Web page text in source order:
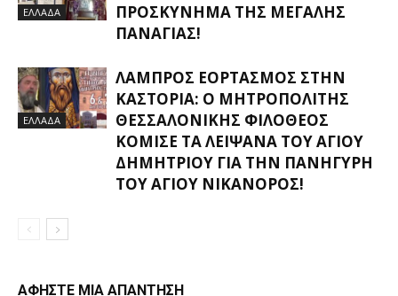
ΕΛΛΑΔΑ
ΠΡΟΣΚΎΝΗΜΑ ΤΗΣ ΜΕΓΆΛΗΣ
ΠΑΝΑΓΊΑΣ!
ΕΛΛΑΔΑ
ΛΑΜΠΡΌΣ ΕΟΡΤΑΣΜΌΣ ΣΤΗΝ
ΚΑΣΤΟΡΙΆ: Ο ΜΗΤΡΟΠΟΛΊΤΗΣ
ΘΕΣΣΑΛΟΝΊΚΗΣ ΦΙΛΌΘΕΟΣ
ΚΌΜΙΣΕ ΤΑ ΛΕΊΨΑΝΑ ΤΟΥ ΑΓΊΟΥ
ΔΗΜΗΤΡΊΟΥ ΓΙΑ ΤΗΝ ΠΑΝΉΓΥΡΗ
ΤΟΥ ΑΓΊΟΥ ΝΙΚΆΝΟΡΟΣ!
ΑΦΗΣΤΕ ΜΙΑ ΑΠΑΝΤΗΣΗ